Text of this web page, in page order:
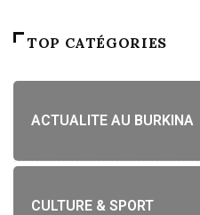
TOP CATÉGORIES
ACTUALITE AU BURKINA
CULTURE & SPORT